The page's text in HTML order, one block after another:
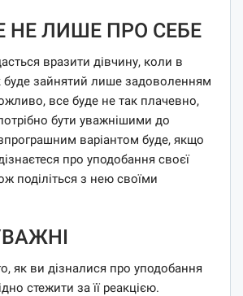
НЕ ЛИШЕ ПРО СЕБЕ
вразити дівчину, коли в
буде зайнятий лише задоволенням
все буде не так плачевно,
бути уважнішими до
варіантом буде, якщо
про уподобання своєї
поділіться з нею своїми
як ви дізналися про уподобання
стежити за її реакцією.